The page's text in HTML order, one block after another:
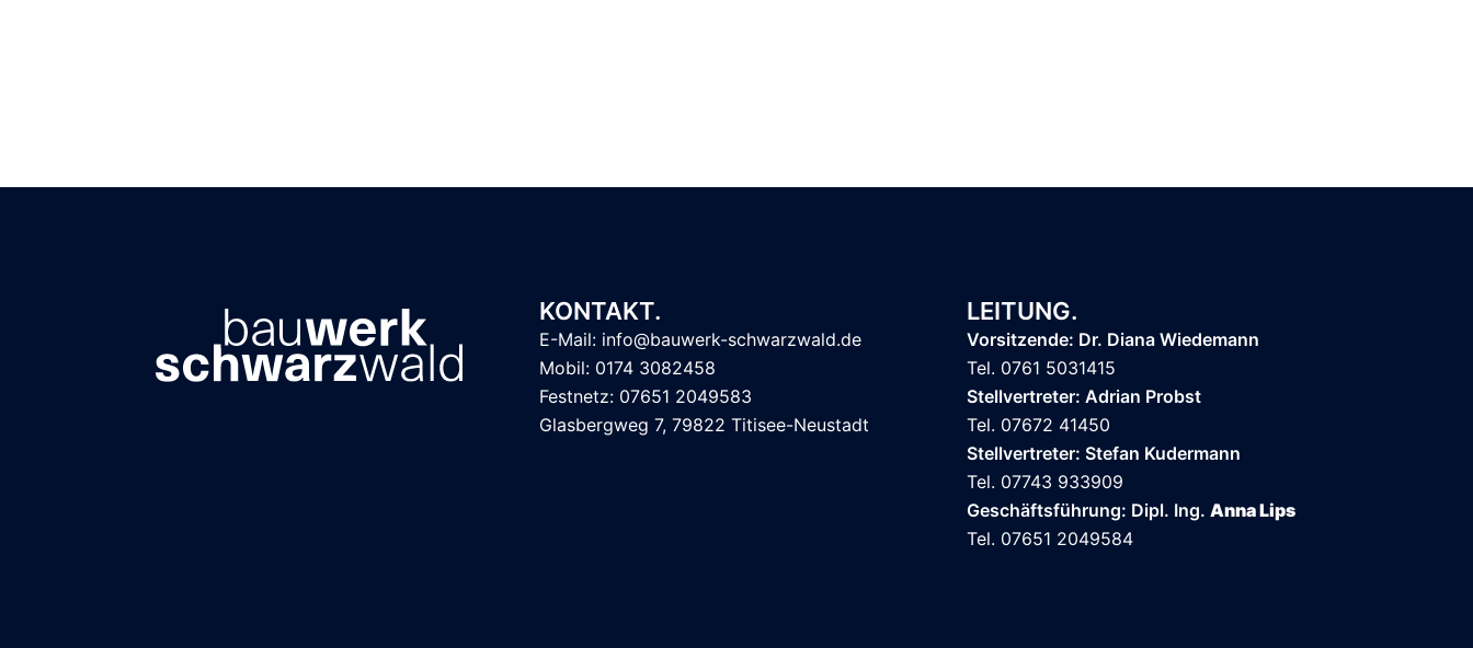
KONTAKT.
E-Mail: info@bauwerk-schwarzwald.de
Mobil: 0174 3082458
Festnetz: 07651 2049583
Glasbergweg 7, 79822 Titisee-Neustadt
LEITUNG.
Vorsitzende: Dr. Diana Wiedemann
Tel. 0761 5031415
Stellvertreter: Adrian Probst
Tel. 07672 41450
Stellvertreter: Stefan Kudermann
Tel. 07743 933909
Geschäftsführung: Dipl. Ing. Anna Lips
Tel. 07651 2049584